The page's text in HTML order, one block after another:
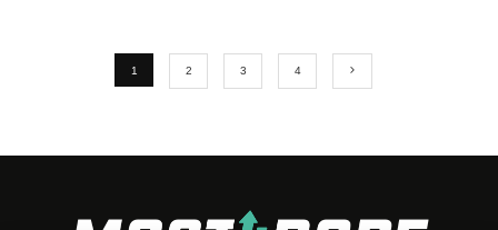
1 2 3 4